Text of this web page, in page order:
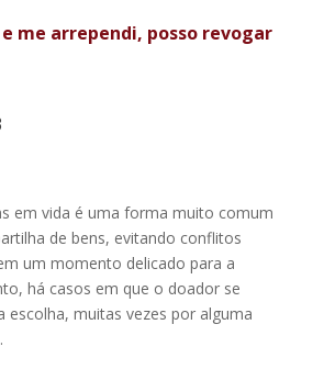
me arrependi, posso revogar
em vida é uma forma muito comum
de bens, evitando conflitos
um momento delicado para a
há casos em que o doador se
escolha, muitas vezes por alguma